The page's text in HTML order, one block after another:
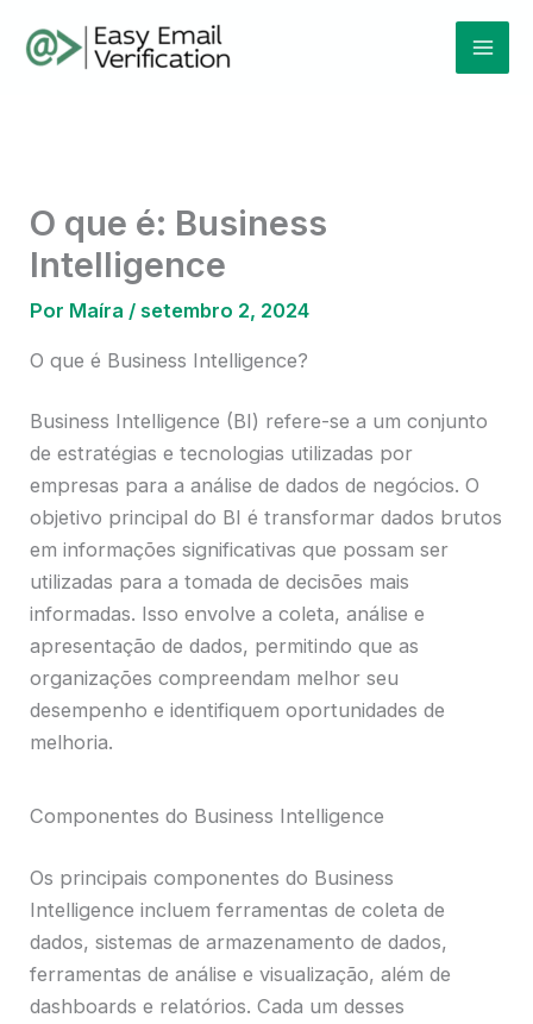
para
O que é: Business
Intelligence
Por Maíra /setembro 2, 2024
O que é Business Intelligence?
Business Intelligence (BI) refere-se a um conjunto
de estratégias e tecnologias utilizadas por
empresas para a análise de dados de negócios. O
objetivo principal do BI é transformar dados brutos
em informações significativas que possam ser
utilizadas para a tomada de decisões mais
informadas. Isso envolve a coleta, análise e
apresentação de dados, permitindo que as
organizações compreendam melhor seu
desempenho e identifiquem oportunidades de
melhoria.
Componentes do Business Intelligence
Os principais componentes do Business
Intelligence incluem ferramentas de coleta de
dados, sistemas de armazenamento de dados,
ferramentas de análise e visualização, além de
dashboards e relatórios. Cada um desses